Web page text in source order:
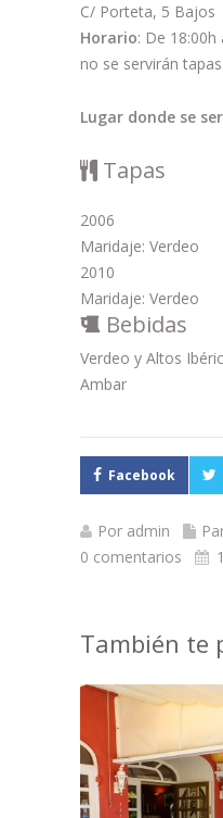
C/ Porteta, 5 Bajos
Horario: De 18:00h
no se servirán tapas.
Lugar donde se
Tapas
2006
Maridaje: Verdeo
2010
Maridaje: Verdeo
Bebidas
Verdeo y Altos
Ambar
Facebook
Por admin
0 comentarios
También te